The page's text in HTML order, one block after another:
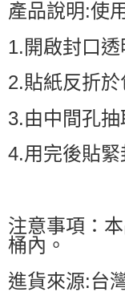
產品說明:使
1.開啟封口透
2.貼紙反折於
3.由中間孔抽
4.用完後貼緊
注意事項：
桶內。
進貨來源:台